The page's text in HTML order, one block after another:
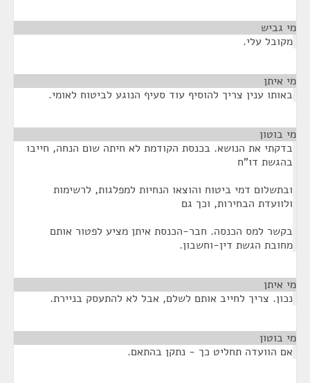
מי גביש
מקובל עלי.
מי איתן
באותו ענין צריך להוסיף עוד סעיף הנוגע לביטוח לאומי.
מי בוטון
בדקתי את הנושא. בכנסת הקודמת לא חיתה שום הנחה, חייבו
בהגשת דו"ח
ובתשלום דמי ביטוח והוצאו הנחיות למפלגות, לרשימות
ולוועדת הבחירות, וכך גם
בקשר למס הכנסה. חבר-הכנסת איתן מציע לפטור אותם
מחובת הגשת דין-וחשבון.
מי איתן
נכון. צריך לחייב אותם לשלם, אבל לא להתעסק בניירת.
מי בוטון
אם הוועדה תחליט כך - נתקן בהתאם.